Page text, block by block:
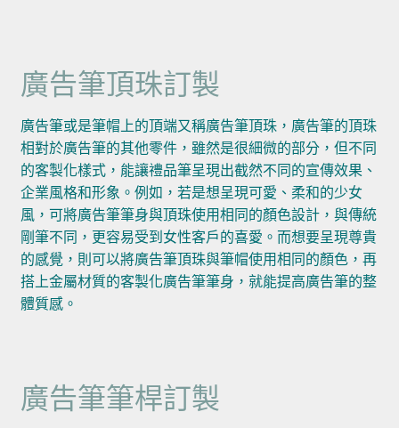
廣告筆頂珠訂製
廣告筆或是筆帽上的頂端又稱廣告筆頂珠，廣告筆的頂珠
相對於廣告筆的其他零件，雖然是很細微的部分，但不同
的客製化樣式，能讓禮品筆呈現出截然不同的宣傳效果、
企業風格和形象。例如，若是想呈現可愛、柔和的少女
風，可將廣告筆筆身與頂珠使用相同的顏色設計，與傳統
剛筆不同，更容易受到女性客戶的喜愛。而想要呈現尊貴
的感覺，則可以將廣告筆頂珠與筆帽使用相同的顏色，再
搭上金屬材質的客製化廣告筆筆身，就能提高廣告筆的整
體質感。
廣告筆筆桿訂製